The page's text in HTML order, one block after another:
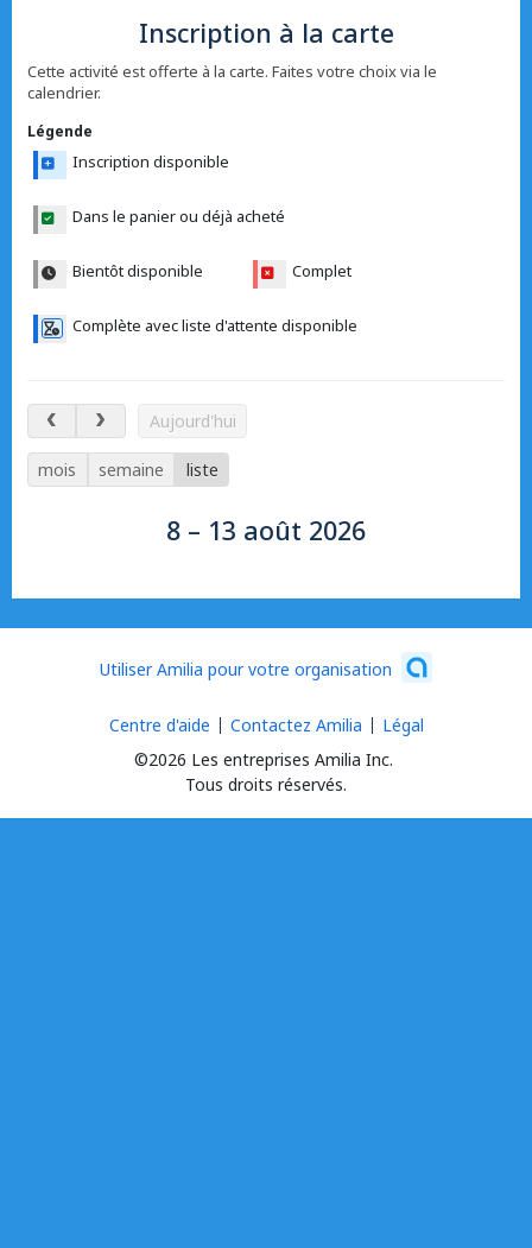
Inscription à la carte
Cette activité est offerte à la carte. Faites votre choix via le
calendrier.
Légende
Inscription disponible
Dans le panier ou déjà acheté
Bientôt disponible Complet
Complète avec liste d'attente disponible
8 – 13 août 2026
Aujourd'hui
mois semaine liste
8 – 13 août 2026
Utiliser Amilia pour votre organisation
©2026 Les entreprises Amilia Inc.
Tous droits réservés.
Centre d'aide Contactez Amilia Légal